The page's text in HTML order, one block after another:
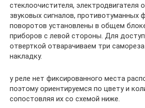
стеклоочистителя, электродвигателя
звуковых сигналов, противотуманных
поворотов установлены в общем
приборов с левой стороны. Для
отверткой отварачиваем три
накладку.
у реле нет фиксированного места
поэтому ориентируемся по цвету и
сопостовляя их со схемой ниже.